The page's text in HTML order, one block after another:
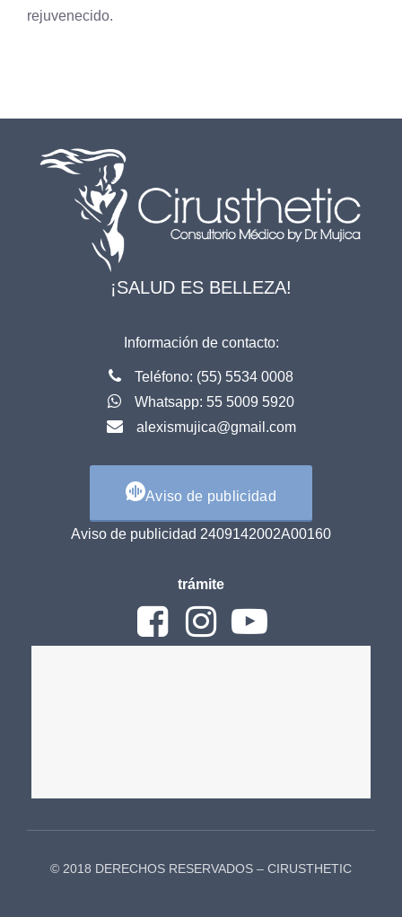
rejuvenecido.
¡SALUD ES BELLEZA!
Información de contacto:
Teléfono: (55) 5534 0008
Whatsapp: 55 5009 5920
alexismujica@gmail.com
Aviso de publicidad
Aviso de publicidad 2409142002A00160
trámite
© 2018 DERECHOS RESERVADOS – CIRUSTHETIC